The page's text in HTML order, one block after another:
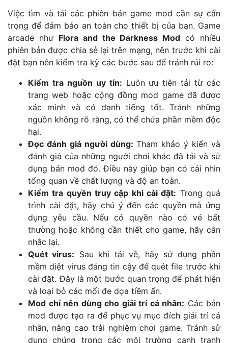
Việc tìm và tải các phiên bản game mod cần sự cẩn
trọng để đảm bảo an toàn cho thiết bị của bạn. Game
arcade như Flora and the Darkness Mod có nhiều
phiên bản được chia sẻ lại trên mạng, nên trước khi cài
đặt bạn nên kiểm tra kỹ các bước sau để tránh rủi ro:
Kiểm tra nguồn uy tín: Luôn ưu tiên tải từ các
trang web hoặc cộng đồng mod game đã được
xác minh và có danh tiếng tốt. Tránh những
nguồn không rõ ràng, có thể chứa phần mềm độc
hại.
Đọc đánh giá người dùng: Tham khảo ý kiến và
đánh giá của những người chơi khác đã tải và sử
dụng bản mod đó. Điều này giúp bạn có cái nhìn
tổng quan về chất lượng và độ an toàn.
Kiểm tra quyền truy cập khi cài đặt: Trong quá
trình cài đặt, hãy chú ý đến các quyền mà ứng
dụng yêu cầu. Nếu có quyền nào có vẻ bất
thường hoặc không cần thiết cho game, hãy cân
nhắc lại.
Quét virus: Sau khi tải về, hãy sử dụng phần
mềm diệt virus đáng tin cậy để quét file trước khi
cài đặt. Đây là một bước quan trọng để phát hiện
và loại bỏ các mối đe dọa tiềm ẩn.
Mod chỉ nên dùng cho giải trí cá nhân: Các bản
mod được tạo ra để phục vụ mục đích giải trí cá
nhân, nâng cao trải nghiệm chơi game. Tránh sử
dụng chúng trong các môi trường cạnh tranh